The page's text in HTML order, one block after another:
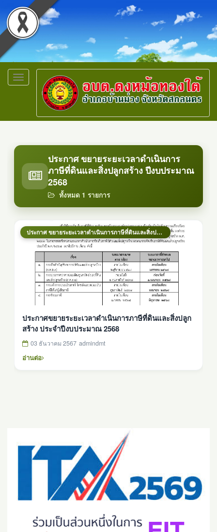
Toggle
navigation
ประกาศ ขยายระยะเวลาดำเนินการ
ภาษีที่ดินและสิ่งปลูกสร้าง ปีงบประมาณ
2568
ทั้งหมด 1 รายการ
ประกาศ ขยายระยะเวลาดำเนินการภาษีที่ดินและสิ่งปลูกสร้าง ปีงบประมาณ 2568
ประกาศขยายระยะเวลาดำเนินการภาษีที่ดินและสิ่งปลูก
สร้าง ประจำปีงบประมาณ 2568
03 ธันวาคม 2567 admindmt
อ่านต่อ